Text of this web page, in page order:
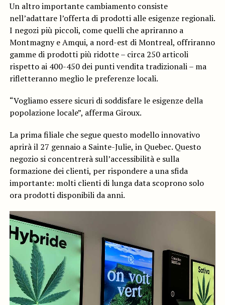
Un altro importante cambiamento consiste
nell’adattare l’offerta di prodotti alle esigenze regionali.
I negozi più piccoli, come quelli che apriranno a
Montmagny e Amqui, a nord-est di Montreal, offriranno
gamme di prodotti più ridotte – circa 250 articoli
rispetto ai 400-450 dei punti vendita tradizionali – ma
rifletteranno meglio le preferenze locali.
“Vogliamo essere sicuri di soddisfare le esigenze della
popolazione locale”, afferma Giroux.
La prima filiale che segue questo modello innovativo
aprirà il 27 gennaio a Sainte-Julie, in Quebec. Questo
negozio si concentrerà sull’accessibilità e sulla
formazione dei clienti, per rispondere a una sfida
importante: molti clienti di lunga data scoprono solo
ora prodotti disponibili da anni.